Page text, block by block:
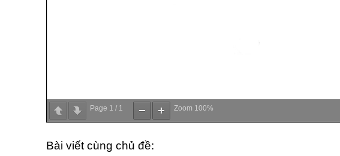
Page 1 / 1 Zoom 100%
Bài viết cùng chủ đề: